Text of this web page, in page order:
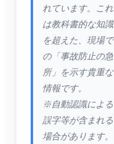
れています。これ
は教科書的な知識
を超えた、現場で
の「事故防止の急
所」を示す貴重な
情報です。
※自動認識による
誤字等が含まれる
場合があります。